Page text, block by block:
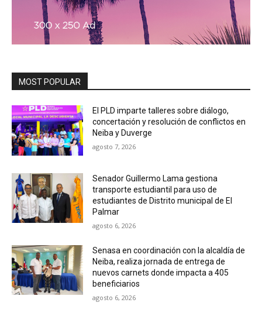
MOST POPULAR
El PLD imparte talleres sobre diálogo,
concertación y resolución de conflictos en
Neiba y Duverge
agosto 7, 2026
Senador Guillermo Lama gestiona
transporte estudiantil para uso de
estudiantes de Distrito municipal de El
Palmar
agosto 6, 2026
Senasa en coordinación con la alcaldía de
Neiba, realiza jornada de entrega de
nuevos carnets donde impacta a 405
beneficiarios
agosto 6, 2026